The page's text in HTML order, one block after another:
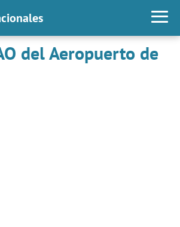
del Aeropuerto de